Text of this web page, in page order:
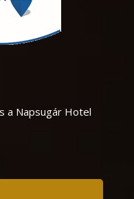
a Napsugár Hotel